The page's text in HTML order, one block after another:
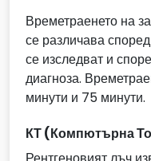
Времетраенето на
се различава
се изследват и
диагноза.
минути и 75 минути.
КТ (Компютърна